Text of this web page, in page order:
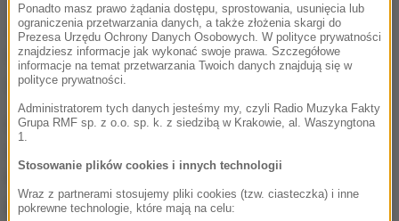
Jak zapewnia wiceprezes towarzystwa Jan
Szymański, to ostatni moment, by uratować
zadłużony klub.
Członkowie TS Wisła mają świadomość, że
konieczność szukania sponsorów. Nowy zarząd ma
poinformować za kilka dni o tym, jak poprawić
Ponadto masz prawo żądania dostępu, sprostowania, usunięcia lub
ograniczenia przetwarzania danych, a także złożenia skargi do
Prezesa Urzędu Ochrony Danych Osobowych. W polityce prywatności
znajdziesz informacje jak wykonać swoje prawa. Szczegółowe
informacje na temat przetwarzania Twoich danych znajdują się w
polityce prywatności.
Administratorem tych danych jesteśmy my, czyli Radio Muzyka Fakty
Grupa RMF sp. z o.o. sp. k. z siedzibą w Krakowie, al. Waszyngtona
1.
Stosowanie plików cookies i innych technologii
Wraz z partnerami stosujemy pliki cookies (tzw. ciasteczka) i inne
pokrewne technologie, które mają na celu: